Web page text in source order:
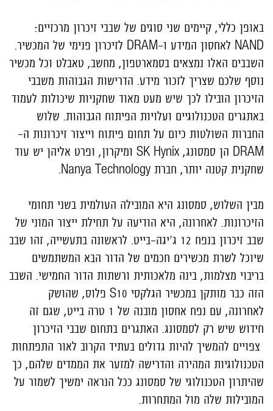
באופן כללי, קיימים שני סוגים של שבבי זיכרון מרכזיים:
NAND לאחסון המידע ו-DRAM לזיכרון פנימי של המכשיר.
השבבים האלו נמצאים בסמארטפון, מחשב, טאבלט וכל מכשיר
נוסף שלכם שצריך לזכור מידע. הדרישות הגבוהות משבבי
הזיכרון הובילו לכך שיש מעט מאוד שחקניות שיכולות לעמוד
באתגרים הטכנולוגיים ועלויות הפיתוח הגבוהות. שלוש
החברות השולטות כיום על תחום פיתוח וייצור זיכרונות ה-
DRAM
הן סמסונג, SK Hynix ומיקרון, ופרט אליהן יש עוד
שחקנית קטנה יותר, חברת Nanya Technology
.
מבין השלוש, סמסונג היא המובילה העולמית בשני תחומי
הזיכרונות. לאחרונה, היא הודיעה על תחילת ייצור המוני של
שבב זיכרון בנפח 12 ג'יגה-בייט. לראשונה בתעשייה, זהו שבב
שיוכל לשרת מכשירים חכמים של הדור הבא המשתמשים
בריבוי מצלמות, בינה מלאכותית ורשתות הדור החמישי. השבב
הזה כבר מותקן במכשיר הגלקסי S10 פלוס, שהושק
לאחרונה, עם נפח אחסון מובנה של 1 טרה בייט, שגם זה
חידוש שיש רק לסמסונג. האתגרים בתחום שבבי הזיכרון
צפויים להמשיך להיות גדולים בעתיד הקרוב לאור התפתחות
הטכנולוגיות המהירה והדרישה למזער את הממדים שלהם, כך
שהיתרון הטכנולוגי של סמסונג ככל הנראה ימשיך לשמור על
המובילות שלה מול המתחרות.